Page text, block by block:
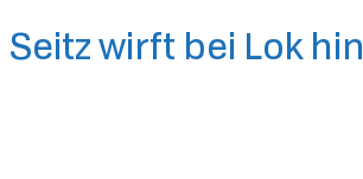
wirft bei Lok hin